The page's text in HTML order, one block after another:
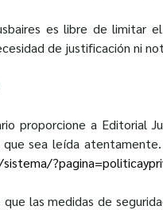
es libre de limitar
de justificación ni
proporcione a Editorial
que sea leída
las medidas de